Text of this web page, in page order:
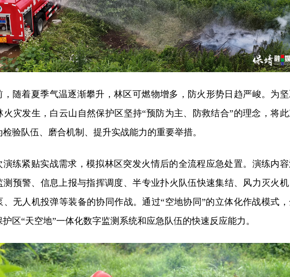
，随着夏季气温逐渐攀升，林区可燃物增多，防火形势日趋严峻。为
火灾发生，白云山自然保护区坚持“预防为主、防救结合”的理念，将
验队伍、磨合机制、提升实战能力的重要举措。
演练紧贴实战需求，模拟林区突发火情后的全流程应急处置。演练内
测预警、信息上报与指挥调度、半专业扑火队伍快速集结、风力灭火
、无人机投弹等装备的协同作战。通过“空地协同”的立体化作战模式
护区“天空地”一体化数字监测系统和应急队伍的快速反应能力。